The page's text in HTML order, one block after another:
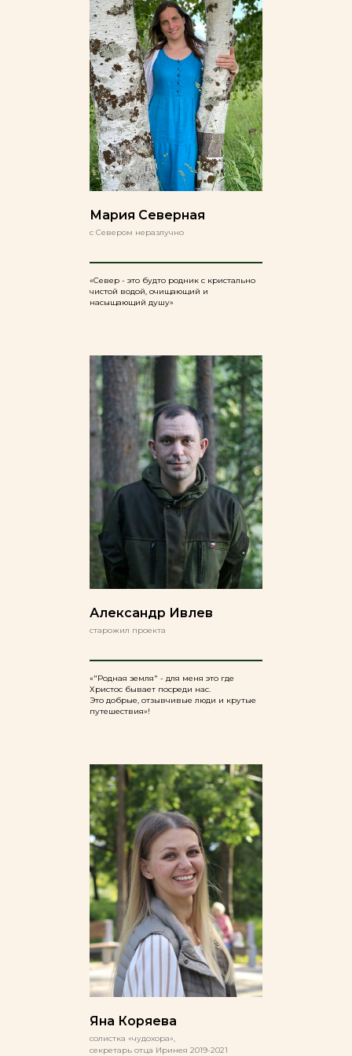
Мария Северная
с Севером неразлучно
«Север - это будто родник с кристально
чистой водой, очищающий и
насыщающий душу»
Александр Ивлев
старожил проекта
«"Родная земля" - для меня это где
Христос бывает посреди нас.
Это добрые, отзывчивые люди и крутые
путешествия»!
Яна Коряева
солистка «чудохора»,
секретарь отца Иринея 2019-2021